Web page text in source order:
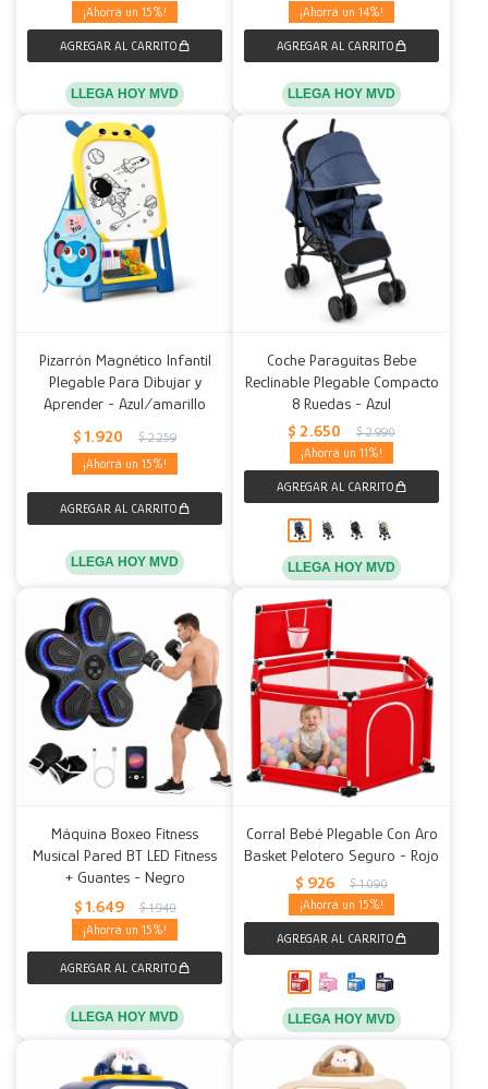
15
LLEGA HOY MVD
14
LLEGA HOY MVD
Pizarrón Magnético Infantil
Plegable Para Dibujar y
Aprender - Azul/amarillo
$ 1.920 $ 2.259
15
LLEGA HOY MVD
Coche Paraguitas Bebe
Reclinable Plegable Compacto
8 Ruedas - Azul
$ 2.650 $ 2.990
11
LLEGA HOY MVD
Máquina Boxeo Fitness
Musical Pared BT LED Fitness
+ Guantes - Negro
$ 1.649 $ 1.940
15
LLEGA HOY MVD
Corral Bebé Plegable Con Aro
Basket Pelotero Seguro - Rojo
$ 926 $ 1.090
15
LLEGA HOY MVD